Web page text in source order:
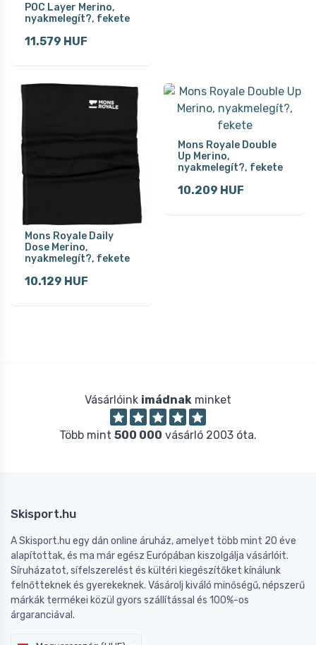
POC Layer Merino,
nyakmelegít?, fekete
11.579 HUF
Mons Royale Daily
Dose Merino,
nyakmelegít?, fekete
10.129 HUF
Mons Royale Double
Up Merino,
nyakmelegít?, fekete
10.209 HUF
Vásárlóink imádnak minket
Több mint 500 000 vásárló 2003 óta.
Skisport.hu
A Skisport.hu egy dán online áruház, amelyet több mint 20 éve
alapítottak, és ma már egész Európában kiszolgálja vásárlóit.
Síruházatot, sífelszerelést és kültéri kiegészítőket kínálunk
felnőtteknek és gyerekeknek. Vásárolj kiváló minőségű, népszerű
márkák termékei közül gyors szállítással és 100%-os
árgaranciával.